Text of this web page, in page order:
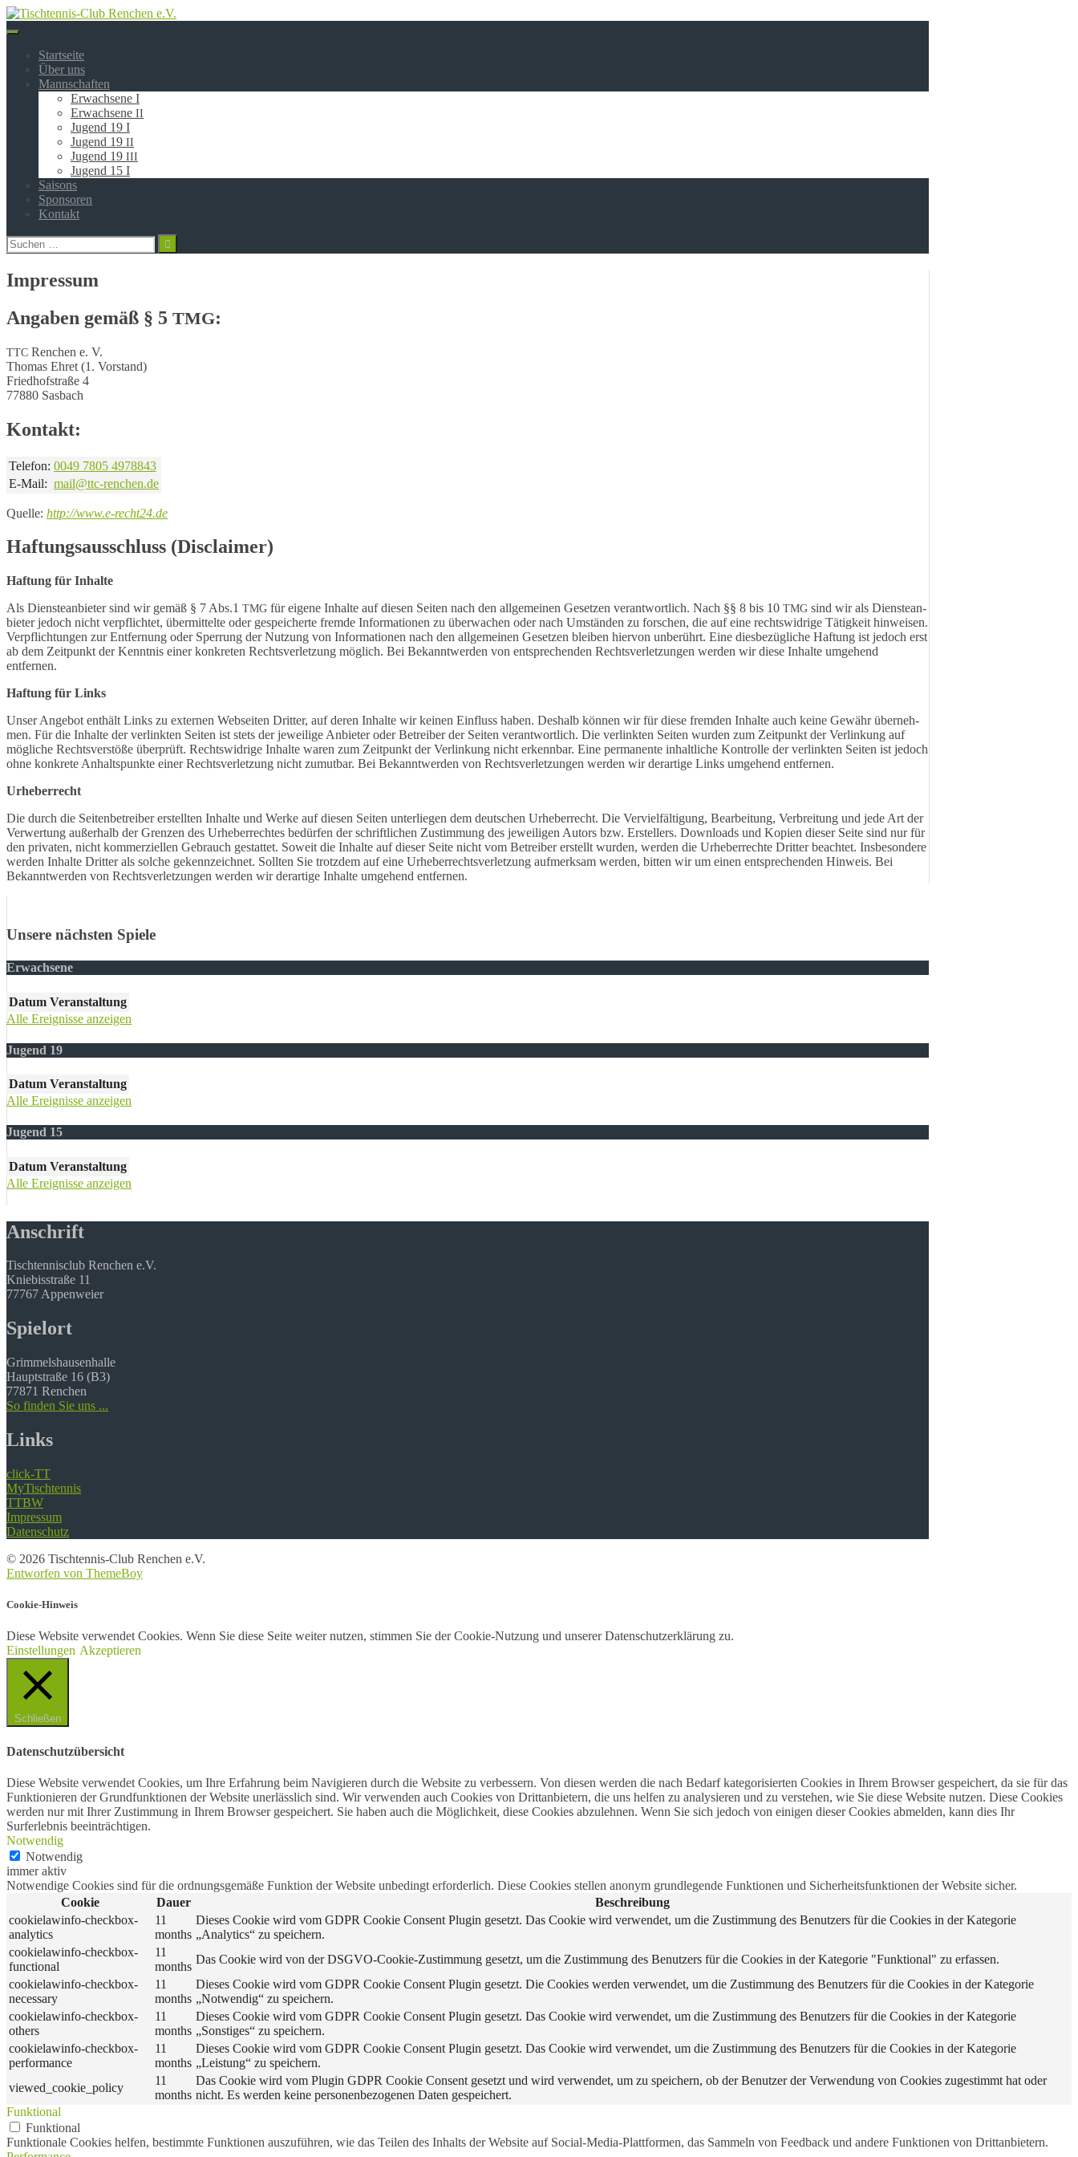
Springe
zum
Startseite
Über uns
Mannschaften
Erwachsene I
Erwachsene II
Jugend 19 I
Jugend 19 II
Jugend 19 III
Jugend 15 I
Saisons
Sponsoren
Kontakt
Suchen
nach:
Impressum
Angaben gemäß § 5 TMG:
TTC Renchen e. V.
Thomas Ehret (1. Vorstand)
Fried­hof­stra­ße 4
77880 Sasbach
Kontakt:
Tele­fon: 0049 7805 4978843
E‑Mail: mail@ttc-renchen.de
Quel­le: http://www.e‑recht24.de
Haftungsausschluss (Disclaimer)
Haftung für Inhalte
Als Diens­te­an­bie­ter sind wir gemäß § 7 Abs.1 TMG für eige­ne Inhal­te auf diesen Seiten nach den allge­mei­nen Geset­zen verant­wort­lich. Nach §§ 8 bis 10 TMG sind wir als Diens­te­an­
bie­ter jedoch nicht verpflich­tet, über­mit­tel­te oder gespei­cher­te frem­de Infor­ma­tio­nen zu über­wa­chen oder nach Umstän­den zu forschen, die auf eine rechts­wid­ri­ge Tätig­keit hinwei­sen.
Verpflich­tun­gen zur Entfer­nung oder Sper­rung der Nutzung von Infor­ma­tio­nen nach den allge­mei­nen Geset­zen blei­ben hier­von unbe­rührt. Eine dies­be­züg­li­che Haftung ist jedoch erst
ab dem Zeit­punkt der Kennt­nis einer konkre­ten Rechts­ver­let­zung möglich. Bei Bekannt­wer­den von entspre­chen­den Rechts­ver­let­zun­gen werden wir diese Inhal­te umge­hend
entfernen.
Haftung für Links
Unser Ange­bot enthält Links zu exter­nen Websei­ten Drit­ter, auf deren Inhal­te wir keinen Einfluss haben. Deshalb können wir für diese frem­den Inhal­te auch keine Gewähr über­neh­
men. Für die Inhal­te der verlink­ten Seiten ist stets der jewei­li­ge Anbie­ter oder Betrei­ber der Seiten verant­wort­lich. Die verlink­ten Seiten wurden zum Zeit­punkt der Verlin­kung auf
mögli­che Rechts­ver­stö­ße über­prüft. Rechts­wid­ri­ge Inhal­te waren zum Zeit­punkt der Verlin­kung nicht erkenn­bar. Eine perma­nen­te inhalt­li­che Kontrol­le der verlink­ten Seiten ist jedoch
ohne konkre­te Anhalts­punk­te einer Rechts­ver­let­zung nicht zumut­bar. Bei Bekannt­wer­den von Rechts­ver­let­zun­gen werden wir derar­ti­ge Links umge­hend entfernen.
Urhe­ber­recht
Die durch die Seiten­be­trei­ber erstell­ten Inhal­te und Werke auf diesen Seiten unter­lie­gen dem deut­schen Urhe­ber­recht. Die Verviel­fäl­ti­gung, Bear­bei­tung, Verbrei­tung und jede Art der
Verwer­tung außer­halb der Gren­zen des Urhe­ber­rech­tes bedür­fen der schrift­li­chen Zustim­mung des jewei­li­gen Autors bzw. Erstel­lers. Down­loads und Kopien dieser Seite sind nur für
den priva­ten, nicht kommer­zi­el­len Gebrauch gestat­tet. Soweit die Inhal­te auf dieser Seite nicht vom Betrei­ber erstellt wurden, werden die Urhe­ber­rech­te Drit­ter beach­tet. Insbe­son­de­re
werden Inhal­te Drit­ter als solche gekenn­zeich­net. Soll­ten Sie trotz­dem auf eine Urhe­ber­rechts­ver­let­zung aufmerk­sam werden, bitten wir um einen entspre­chen­den Hinweis. Bei
Bekannt­wer­den von Rechts­ver­let­zun­gen werden wir derar­ti­ge Inhal­te umge­hend entfernen.
Unsere nächsten Spiele
Erwachsene
Datum Veranstaltung
Alle Ereignisse anzeigen
Jugend 19
Datum Veranstaltung
Alle Ereignisse anzeigen
Jugend 15
Datum Veranstaltung
Alle Ereignisse anzeigen
Anschrift
Tischtennisclub Renchen e.V.
Kniebisstraße 11
77767 Appenweier
Spielort
Grimmelshausenhalle
Hauptstraße 16 (B3)
77871 Renchen
So finden Sie uns ...
Links
click-TT
MyTischtennis
TTBW
Impressum
Datenschutz
© 2026 Tischtennis-Club Renchen e.V.
Entworfen von ThemeBoy
Cookie-Hinweis
Diese Website verwendet Cookies. Wenn Sie diese Seite weiter nutzen, stimmen Sie der Cookie-Nutzung und unserer Datenschutzerklärung zu.
Einstellungen Akzeptieren
Schließen
Datenschutzübersicht
Diese Website verwendet Cookies, um Ihre Erfahrung beim Navigieren durch die Website zu verbessern. Von diesen werden die nach Bedarf kategorisierten Cookies in Ihrem Browser gespeichert, da sie für das
Funktionieren der Grundfunktionen der Website unerlässlich sind. Wir verwenden auch Cookies von Drittanbietern, die uns helfen zu analysieren und zu verstehen, wie Sie diese Website nutzen. Diese Cookies
werden nur mit Ihrer Zustimmung in Ihrem Browser gespeichert. Sie haben auch die Möglichkeit, diese Cookies abzulehnen. Wenn Sie sich jedoch von einigen dieser Cookies abmelden, kann dies Ihr
Surferlebnis beeinträchtigen.
Notwendig
Notwendig
immer aktiv
Notwendige Cookies sind für die ordnungsgemäße Funktion der Website unbedingt erforderlich. Diese Cookies stellen anonym grundlegende Funktionen und Sicherheitsfunktionen der Website sicher.
Cookie
Dauer
Beschreibung
cookielawinfo-checkbox-
analytics
11
months
Dieses Cookie wird vom GDPR Cookie Consent Plugin gesetzt. Das Cookie wird verwendet, um die Zustimmung des Benutzers für die Cookies in der Kategorie
„Analytics“ zu speichern.
cookielawinfo-checkbox-
functional
11
months
Das Cookie wird von der DSGVO-Cookie-Zustimmung gesetzt, um die Zustimmung des Benutzers für die Cookies in der Kategorie "Funktional" zu erfassen.
cookielawinfo-checkbox-
necessary
11
months
Dieses Cookie wird vom GDPR Cookie Consent Plugin gesetzt. Die Cookies werden verwendet, um die Zustimmung des Benutzers für die Cookies in der Kategorie
„Notwendig“ zu speichern.
cookielawinfo-checkbox-
others
11
months
Dieses Cookie wird vom GDPR Cookie Consent Plugin gesetzt. Das Cookie wird verwendet, um die Zustimmung des Benutzers für die Cookies in der Kategorie
„Sonstiges“ zu speichern.
cookielawinfo-checkbox-
performance
11
months
Dieses Cookie wird vom GDPR Cookie Consent Plugin gesetzt. Das Cookie wird verwendet, um die Zustimmung des Benutzers für die Cookies in der Kategorie
„Leistung“ zu speichern.
viewed_cookie_policy
11
months
Das Cookie wird vom Plugin GDPR Cookie Consent gesetzt und wird verwendet, um zu speichern, ob der Benutzer der Verwendung von Cookies zugestimmt hat oder
nicht. Es werden keine personenbezogenen Daten gespeichert.
Funktional
Funktional
Funktionale Cookies helfen, bestimmte Funktionen auszuführen, wie das Teilen des Inhalts der Website auf Social-Media-Plattformen, das Sammeln von Feedback und andere Funktionen von Drittanbietern.